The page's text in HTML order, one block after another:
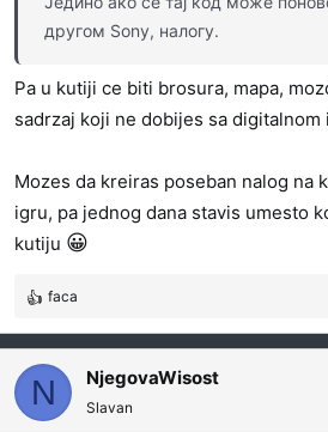
другом Sony, налогу.
Pa u kutiji ce biti brosura, mapa,
sadrzaj koji ne dobijes sa digitalnom
Mozes da kreiras poseban nalog na
igru, pa jednog dana stavis umesto
kutiju 😀
R
e
a
g
v
faca
N NjegovaWisost
Slavan